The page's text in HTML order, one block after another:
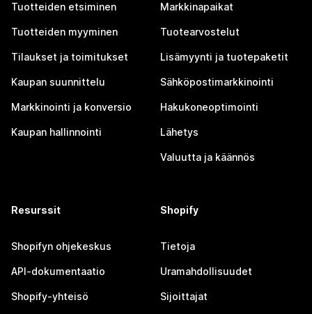
Tuotteiden etsiminen
Tuotteiden myyminen
Tilaukset ja toimitukset
Kaupan suunnittelu
Markkinointi ja konversio
Kaupan hallinnointi
Markkinapaikat
Tuotearvostelut
Lisämyynti ja tuotepaketit
Sähköpostimarkkinointi
Hakukoneoptimointi
Lähetys
Valuutta ja käännös
Resurssit
Shopifyn ohjekeskus
API-dokumentaatio
Shopify-yhteisö
Shopify
Tietoja
Uramahdollisuudet
Sijoittajat